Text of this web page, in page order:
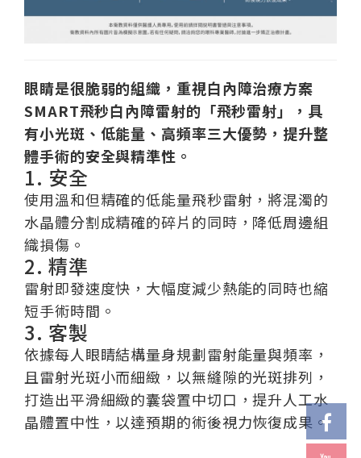
眼睛是很脆弱的組織，重視白內障治療方案
SMART飛秒白內障雷射的「飛秒雷射」，具
有小光斑、低能量、高頻率三大優勢，提升整
體手術的安全與精準性。
1. 安全
使用溫和但精確的低能量飛秒雷射，將混濁的
水晶體分割成精確的碎片的同時，降低周邊組
織損傷。
2. 精準
雷射即發速度快，大幅度減少熱能的同時也縮
短手術時間。
3. 客​製
依據每人眼睛結構量身規劃雷射能量與頻率，
且雷射光斑小而細緻，以無縫隙的光斑排列，
打造出平滑細緻的囊袋置中切口，提升人工水
晶體置中性，以達預期的術後視力恢復成果。